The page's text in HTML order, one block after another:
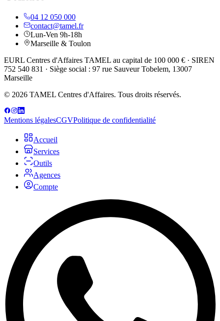
04 12 050 000
contact@tamel.fr
Lun-Ven 9h-18h
Marseille & Toulon
EURL Centres d'Affaires TAMEL au capital de 100 000 € · SIREN
752 540 831 · Siège social : 97 rue Sauveur Tobelem, 13007
Marseille
© 2026 TAMEL Centres d'Affaires. Tous droits réservés.
Mentions légalesCGVPolitique de confidentialité
Accueil
Services
Outils
Agences
Compte